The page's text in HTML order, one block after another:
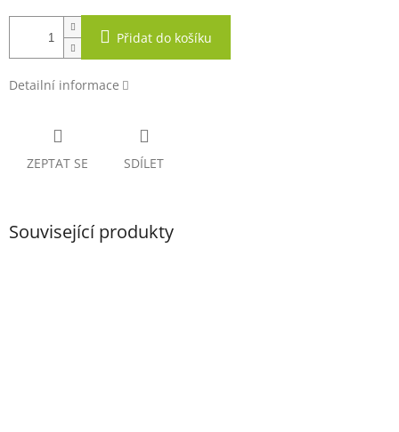
Přidat do košíku
Detailní informace
ZEPTAT SE SDÍLET
Související produkty